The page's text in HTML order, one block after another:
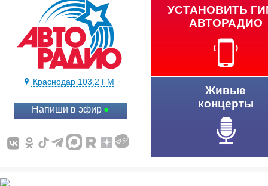
Краснодар 103,2 FM
Напиши в эфир
УСТАНОВИТЬ
АВТОРАДИО
Живые
концерты